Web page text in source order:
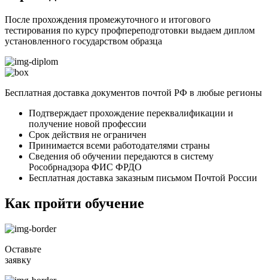
После прохождения промежуточного и итогового
тестирования по курсу профпереподготовки выдаем диплом
установленного государством образца
Бесплатная доставка документов почтой РФ в любые регионы
Подтверждает прохождение переквалификации и
получение новой профессии
Срок действия не ограничен
Принимается всеми работодателями страны
Сведения об обучении передаются в систему
Рособрнадзора ФИС ФРДО
Бесплатная доставка заказным письмом Почтой России
Как пройти обучение
Оставьте
заявку